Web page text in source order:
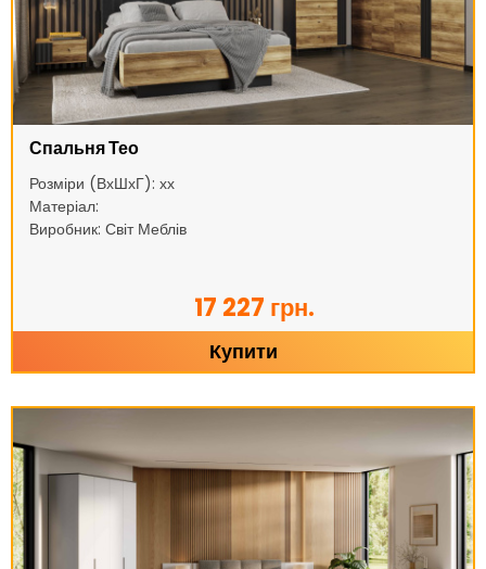
Спальня Тео
Розміри (ВхШхГ): хх
Матеріал:
Виробник: Світ Меблів
17 227 грн.
Купити